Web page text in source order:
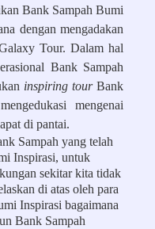
Bank Sampah Bumi
dengan mengadakan
Tour. Dalam hal
Bank Sampah
inspiring tourBank
mengenai
di pantai.
Sampah yang telah
Inspirasi, untuk
sekitar kita tidak
di atas oleh para
Inspirasi bagaimana
Bank Sampah